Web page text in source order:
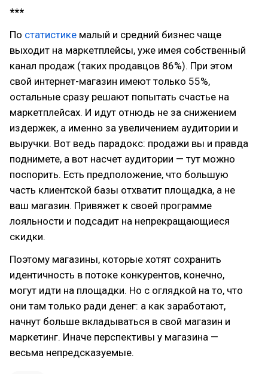
***
По статистике малый и средний бизнес чаще
выходит на маркетплейсы, уже имея собственный
канал продаж (таких продавцов 86%). При этом
свой интернет-магазин имеют только 55%,
остальные сразу решают попытать счастье на
маркетплейсах. И идут отнюдь не за снижением
издержек, а именно за увеличением аудитории и
выручки. Вот ведь парадокс: продажи вы и правда
поднимете, а вот насчет аудитории — тут можно
поспорить. Есть предположение, что большую
часть клиентской базы отхватит площадка, а не
ваш магазин. Привяжет к своей программе
лояльности и подсадит на непрекращающиеся
скидки.
Поэтому магазины, которые хотят сохранить
идентичность в потоке конкурентов, конечно,
могут идти на площадки. Но с оглядкой на то, что
они там только ради денег: а как заработают,
начнут больше вкладываться в свой магазин и
маркетинг. Иначе перспективы у магазина —
весьма непредсказуемые.